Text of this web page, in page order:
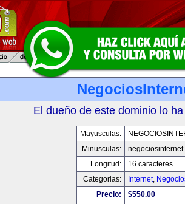
El dueño de este dominio lo
Mayusculas:
Minusculas:
Longitud:
16 caracteres
Categorias:
Internet,
Precio:
$550.00